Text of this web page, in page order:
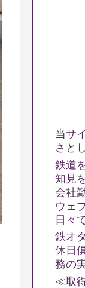
当サ
さと
鉄道
知見
会社
ウェ
日々
鉄オ
休日
務の
≪取